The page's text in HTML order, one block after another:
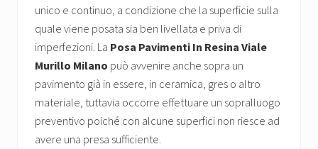
unico e continuo, a condizione che la superficie sulla
quale viene posata sia ben livellata e priva di
imperfezioni. La Posa Pavimenti In Resina Viale
Murillo Milano può avvenire anche sopra un
pavimento già in essere, in ceramica, gres o altro
materiale, tuttavia occorre effettuare un sopralluogo
preventivo poiché con alcune superfici non riesce ad
avere una presa sufficiente.